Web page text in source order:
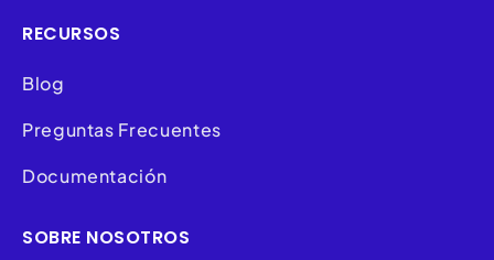
RECURSOS
Blog
Preguntas Frecuentes
Documentación
SOBRE NOSOTROS